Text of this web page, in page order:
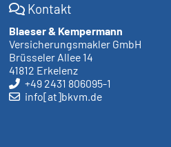
Kontakt
Blaeser & Kempermann
Versicherungsmakler GmbH
Brüsseler Allee 14
41812 Erkelenz
+49 2431 806095-1
info[at]bkvm.de